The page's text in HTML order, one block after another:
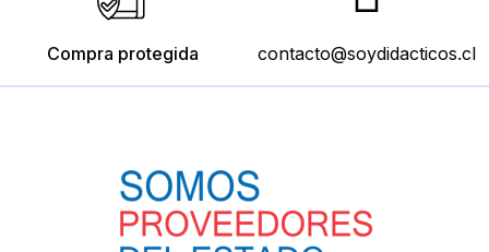
Compra protegida contacto@soydidacticos.cl